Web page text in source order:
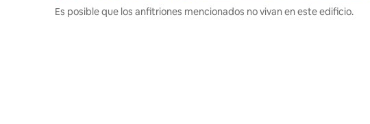
Es posible que los anfitriones mencionados no vivan en este edificio.